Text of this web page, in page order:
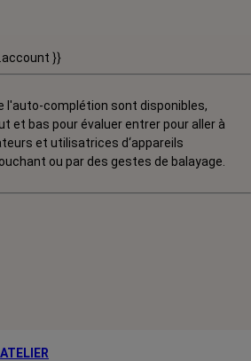
}}
l'auto-complétion sont disponibles,
et bas pour évaluer entrer pour aller à
et utilisatrices d‘appareils
ou par des gestes de balayage.
ATELIER